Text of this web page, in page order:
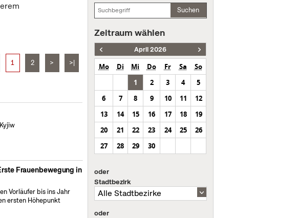
1 2 > >|
Frauenbewegung in
Vorläufer bis ins Jahr
ersten Höhepunkt
Suchen
Zeitraum wählen
April 2026
Mo Di Mi Do Fr Sa
So
1
2 3 4
5
6
7 8 9 10 11
12
13
14 15 16 17 18
19
20
21 22 23 24 25
26
27
28 29 30
oder
Stadtbezirk
oder